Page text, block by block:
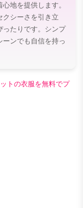
地を提供します。
クシーさを引き立
ったりです。シンプ
ーンでも自信を持っ
トの衣服を無料でプ